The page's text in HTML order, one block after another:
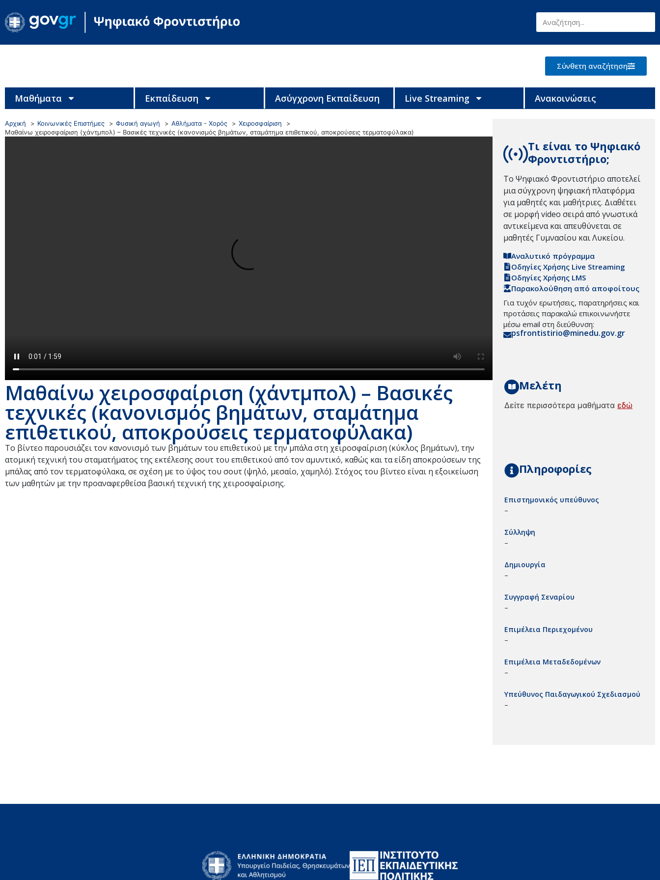
Σύνθετη αναζήτηση
Μαθήματα Εκπαίδευση Ασύγχρονη Εκπαίδευση Live Streaming Ανακοινώσεις
Αρχική Κοινωνικές Επιστήμες Φυσική αγωγή Αθλήματα - Χορός
Χειροσφαίριση
Μαθαίνω χειροσφαίριση (χάντμπολ) – Βασικές τεχνικές (κανονισμός βημάτων, σταμάτημα επιθετικού, αποκρούσεις τερματοφύλακα)
Μαθαίνω χειροσφαίριση (χάντμπολ) – Βασικές
τεχνικές (κανονισμός βημάτων, σταμάτημα
επιθετικού, αποκρούσεις τερματοφύλακα)
Το βίντεο παρουσιάζει τον κανονισμό των βημάτων του επιθετικού με την μπάλα στη χειροσφαίριση (κύκλος βημάτων), την
ατομική τεχνική του σταματήματος της εκτέλεσης σουτ του επιθετικού από τον αμυντικό, καθώς και τα είδη αποκρούσεων της
μπάλας από τον τερματοφύλακα, σε σχέση με το ύψος του σουτ (ψηλό, μεσαίο, χαμηλό). Στόχος του βίντεο είναι η εξοικείωση
των μαθητών με την προαναφερθείσα βασική τεχνική της χειροσφαίρισης.
Τι είναι το Ψηφιακό
Φροντιστήριο;
Το Ψηφιακό Φροντιστήριο αποτελεί
μια σύγχρονη ψηφιακή πλατφόρμα
για μαθητές και μαθήτριες. Διαθέτει
σε μορφή video σειρά από γνωστικά
αντικείμενα και απευθύνεται σε
μαθητές Γυμνασίου και Λυκείου.
Αναλυτικό πρόγραμμα
Οδηγίες Χρήσης Live Streaming
Οδηγίες Χρήσης LMS
Παρακολούθηση από αποφοίτους
Για τυχόν ερωτήσεις, παρατηρήσεις και
προτάσεις παρακαλώ επικοινωνήστε
μέσω email στη διεύθυνση:
psfrontistirio@minedu.gov.gr
Μελέτη
Δείτε περισσότερα μαθήματα εδώ
Πληροφορίες
Επιστημονικός υπεύθυνος
–
Σύλληψη
–
Δημιουργία
–
Συγγραφή Σεναρίου
–
Επιμέλεια Περιεχομένου
–
Επιμέλεια Μεταδεδομένων
–
Υπεύθυνος Παιδαγωγικού Σχεδιασμού
–